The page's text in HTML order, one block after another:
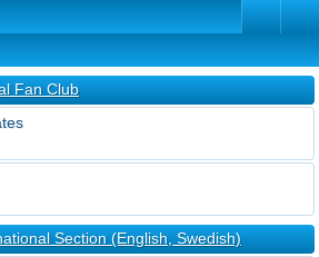
Fan Club
Section (English, Swedish)